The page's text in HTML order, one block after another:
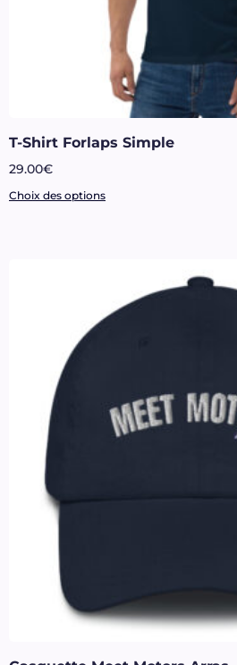
T-Shirt Forlaps Simple
29.00€
Choix des options